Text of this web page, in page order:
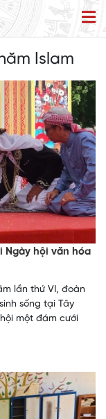
Islam
Ngày hội văn hóa
lần thứ VI, đoàn
sống tại Tây
một đám cưới